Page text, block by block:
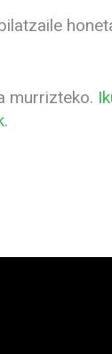
murrizteko.